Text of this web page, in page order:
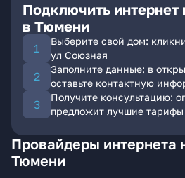
Подключить интернет
в Тюмени
Выберите свой дом:
ул Союзная
Заполните данные: в
оставьте контактную
Получите консультацию:
предложит лучшие тарифы
Провайдеры интернета
Тюмени